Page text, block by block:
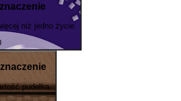
niż jedno życie.
pudełka.